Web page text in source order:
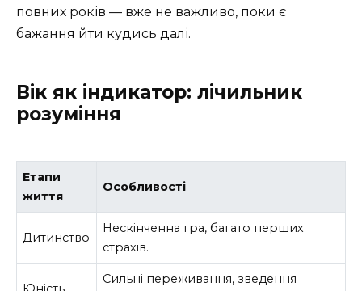
повних років — вже не важливо, поки є
бажання йти кудись далі.
Вік як індикатор: лічильник
розуміння
Етапи
життя
Особливості
Дитинство
Нескінченна гра, багато перших
страхів.
Сильні переживання, зведення